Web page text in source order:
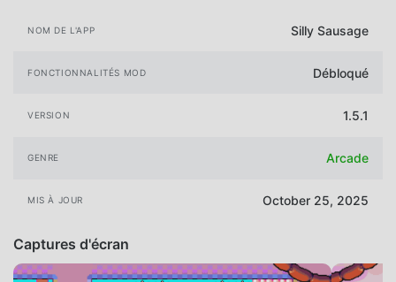
NOM DE L'APP Silly Sausage
FONCTIONNALITÉS MOD Débloqué
VERSION 1.5.1
GENRE Arcade
MIS À JOUR October 25, 2025
Captures d'écran